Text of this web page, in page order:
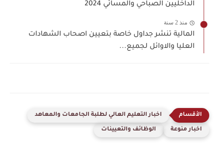
الداخليين الصباحي والمسائي 2024
منذ 2 سنة
المالية تنشر جداول خاصة بتعيين اصحاب الشهادات
العليا والاوائل لجميع...
اخبار التعليم العالي لطلبة الجامعات والمعاهد
اخبار منوعة الوظائف والتعيينات